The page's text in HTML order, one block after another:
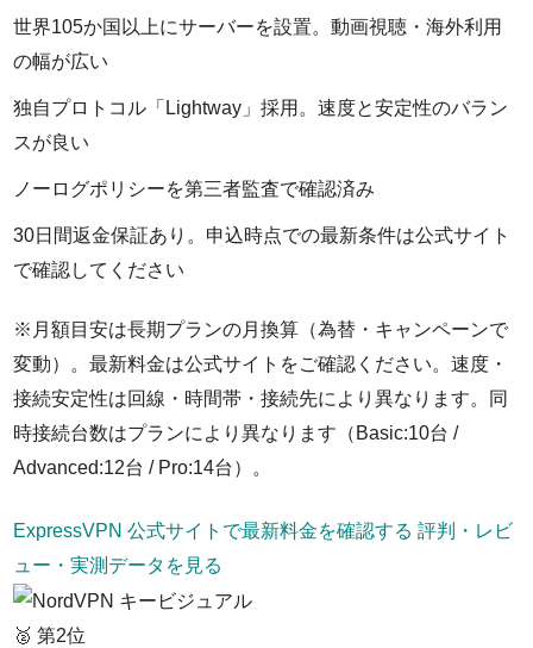
世界105か国以上にサーバーを設置。動画視聴・海外利用
の幅が広い
独自プロトコル「Lightway」採用。速度と安定性のバラン
スが良い
ノーログポリシーを第三者監査で確認済み
30日間返金保証あり。申込時点での最新条件は公式サイト
で確認してください
※月額目安は長期プランの月換算（為替・キャンペーンで
変動）。最新料金は公式サイトをご確認ください。速度・
接続安定性は回線・時間帯・接続先により異なります。同
時接続台数はプランにより異なります（Basic:10台 /
Advanced:12台 / Pro:14台）。
ExpressVPN 公式サイトで最新料金を確認する 評判・レビ
ュー・実測データを見る
🥈 第2位